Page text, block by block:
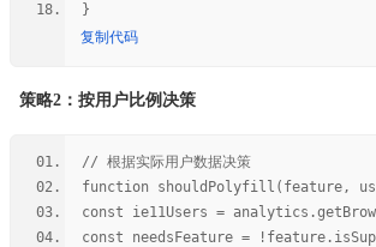
}
复制代码
策略2：按用户比例决策
// 根据实际用户数据决策
function shouldPolyfill(feature,
const ie11Users =
const needsFeature =